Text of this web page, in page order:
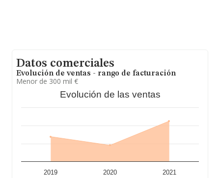
Datos comerciales
Evolución de ventas - rango de facturación
Menor de 300 mil €
Evolución de las ventas
2019 2020 2021